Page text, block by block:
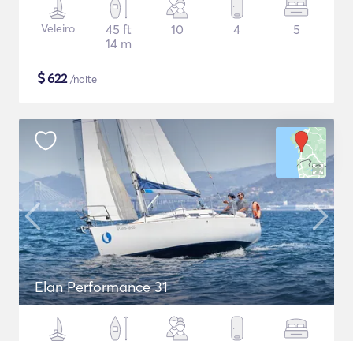
Veleiro
45 ft
14 m
10 4 5
$622/noite
Elan Performance 31